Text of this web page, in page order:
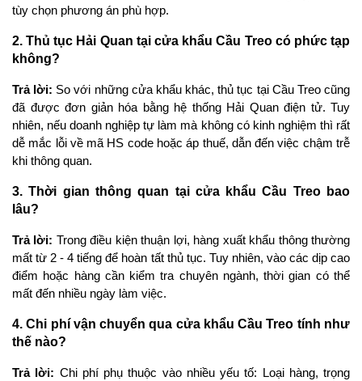
tùy chọn phương án phù hợp.
2. Thủ tục Hải Quan tại cửa khẩu Cầu Treo có phức tạp
không?
Trả lời: So với những cửa khẩu khác, thủ tục tại Cầu Treo cũng
đã được đơn giản hóa bằng hệ thống Hải Quan điện tử. Tuy
nhiên, nếu doanh nghiệp tự làm mà không có kinh nghiệm thì rất
dễ mắc lỗi về mã HS code hoặc áp thuế, dẫn đến việc chậm trễ
khi thông quan.
3. Thời gian thông quan tại cửa khẩu Cầu Treo bao
lâu?
Trả lời: Trong điều kiện thuận lợi, hàng xuất khẩu thông thường
mất từ 2 - 4 tiếng để hoàn tất thủ tục. Tuy nhiên, vào các dịp cao
điểm hoặc hàng cần kiểm tra chuyên ngành, thời gian có thể
mất đến nhiều ngày làm việc.
4. Chi phí vận chuyển qua cửa khẩu Cầu Treo tính như
thế nào?
Trả lời: Chi phí phụ thuộc vào nhiều yếu tố: Loại hàng, trọng